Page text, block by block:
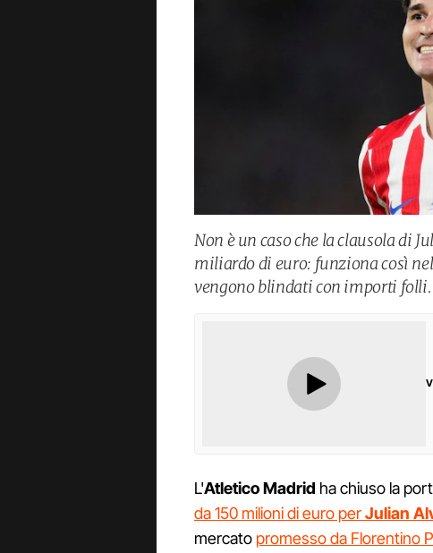
Non è un caso che la clausola di
miliardo di euro: funziona così
vengono blindati con importi folli.
L'Atletico Madrid ha chiuso la
da 150 milioni di euro perJulian
mercato promesso da Florentino